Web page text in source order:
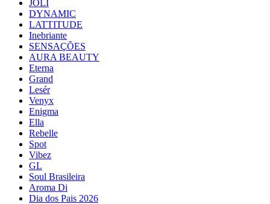
JOLI
DYNAMIC
LATTITUDE
Inebriante
SENSAÇÕES
AURA BEAUTY
Eterna
Grand
Lesér
Venyx
Enigma
Ella
Rebelle
Spot
Vibez
GL
Soul Brasileira
Aroma Di
Dia dos Pais 2026